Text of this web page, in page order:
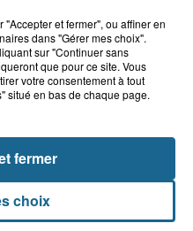
et fermer", ou affiner en
dans "Gérer mes choix".
sur "Continuer sans
que pour ce site. Vous
votre consentement à tout
situé en bas de chaque page.
choix
fermer